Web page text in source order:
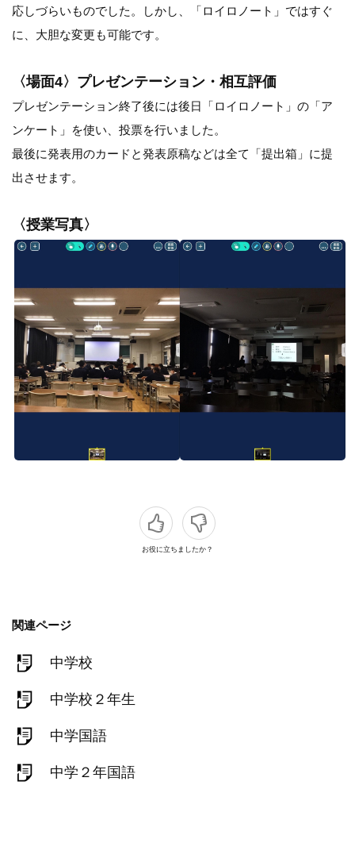
応しづらいものでした。しかし、「ロイロノート」ではすぐ
に、大胆な変更も可能です。
〈場面4〉プレゼンテーション・相互評価
プレゼンテーション終了後には後日「ロイロノート」の「ア
ンケート」を使い、投票を行いました。
最後に発表用のカードと発表原稿などは全て「提出箱」に提
出させます。
〈授業写真〉
お役に立ちましたか？
関連ページ
中学校
中学校２年生
中学国語
中学２年国語